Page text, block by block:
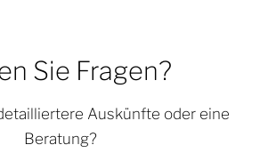
Sie Fragen?
Auskünfte oder eine
Beratung?